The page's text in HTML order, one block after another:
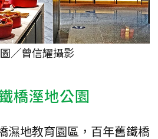
／曾信耀攝影
橋溼地公園
濕地教育園區，百年舊鐵橋